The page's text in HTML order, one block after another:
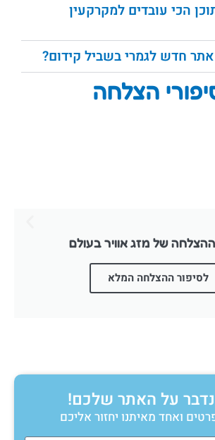
הכי עובדים למקרקעין
חדש לגמרי בשביל קידום?
הצלחה
של מזג אוויר בעולם
לסיפור ההצלחה המלא
נדבר על האתר שלכם!
ואחד מאיתנו יחזור אליכם